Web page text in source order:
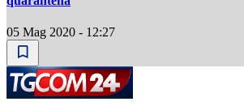
05 Mag 2020 - 12:27